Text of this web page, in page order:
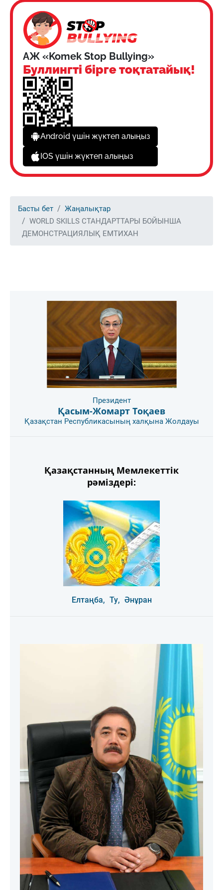
АЖ «Komek Stop Bullying»
Буллингті бірге тоқтатайық!
Android үшін жүктеп алыңыз
IOS үшін жүктеп алыңыз
Басты бет
Жаңалықтар
WORLD SKILLS СТАНДАРТТАРЫ БОЙЫНША
ДЕМОНСТРАЦИЯЛЫҚ ЕМТИХАН
Президент
Қасым-Жомарт Тоқаев
Қазақстан Республикасының халқына Жолдауы
Қазақстанның Мемлекеттік
рәміздері:
Елтаңба, Ту, Әнұран